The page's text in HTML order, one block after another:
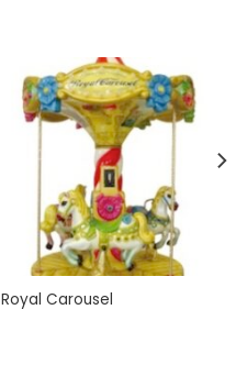
Royal Carousel